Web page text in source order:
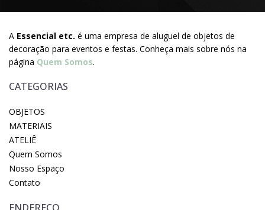
A Essencial etc. é uma empresa de aluguel de objetos de
decoração para eventos e festas. Conheça mais sobre nós na
página Quem Somos.
CATEGORIAS
OBJETOS
MATERIAIS
ATELIÊ
Quem Somos
Nosso Espaço
Contato